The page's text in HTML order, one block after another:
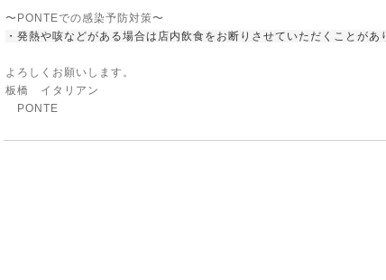
〜PONTEでの感染予防対策〜
・発熱や咳などがある場合は店内飲食をお断りさせていただくことがあ
よろしくお願いします。
板橋 イタリアン
PONTE